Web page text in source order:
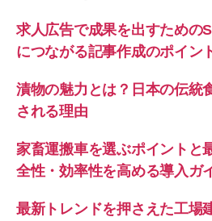
求人広告で成果を出すための
につながる記事作成のポイン
漬物の魅力とは？日本の伝統
される理由
家畜運搬車を選ぶポイントと
全性・効率性を高める導入ガ
最新トレンドを押さえた工場